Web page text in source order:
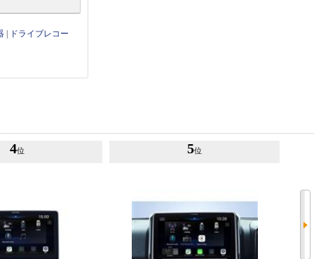
ドライブレコー
4位 5位